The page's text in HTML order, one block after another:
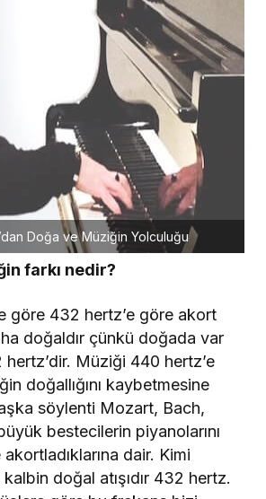
Doğa ve Müziğin Yolculuğu
farkı nedir?
göre 432 hertz’e göre akort
doğaldır çünkü doğada var
hertz’dir. Müziği 440 hertz’e
doğallığını kaybetmesine
söylenti Mozart, Bach,
bestecilerin piyanolarını
dair. Kimi
doğal atışıdır 432 hertz.